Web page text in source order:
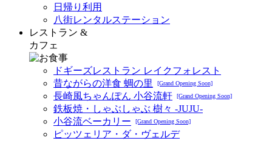
日帰り利用
八街レンタルステーション
レストラン &
カフェ
ドギーズレストラン レイクフォレスト
昔ながらの洋食 蜩の里
[Grand Opening Soon]
長崎風ちゃんぽん 小谷流軒 [Grand Opening Soon]
鉄板焼・しゃぶしゃぶ 樹々 -JUJU-
小谷流ベーカリー
[Grand Opening Soon]
ピッツェリア・ダ・ヴェルデ